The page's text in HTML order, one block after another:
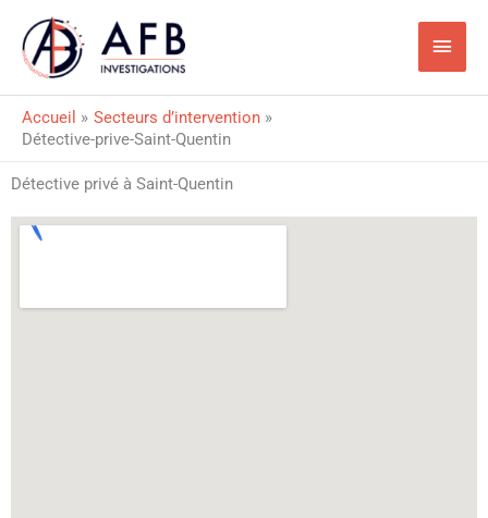
contenu
Accueil
Secteurs d’intervention
Détective-prive-Saint-Quentin
Détective privé à Saint-Quentin